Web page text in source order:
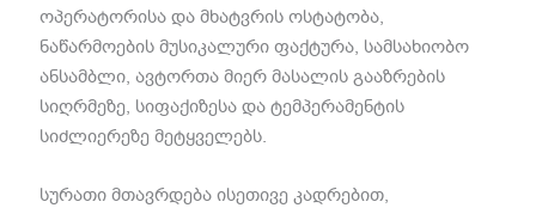
ოპერატორისა და მხატვრის ოსტატობა,
ნაწარმოების მუსიკალური ფაქტურა, სამსახიობო
ანსამბლი, ავტორთა მიერ მასალის გააზრების
სიღრმეზე, სიფაქიზესა და ტემპერამენტის
სიძლიერეზე მეტყველებს.
სურათი მთავრდება ისეთივე კადრებით,